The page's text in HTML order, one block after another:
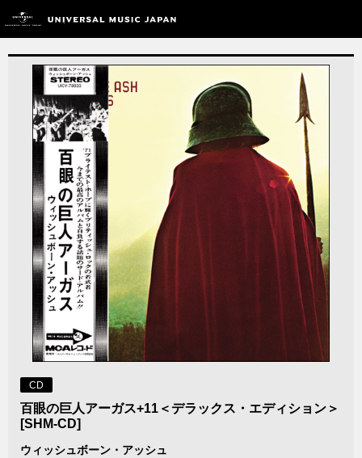
CD
百眼の巨人アーガス+11＜デラックス・エディション＞
[SHM-CD]
ウィッシュボーン・アッシュ